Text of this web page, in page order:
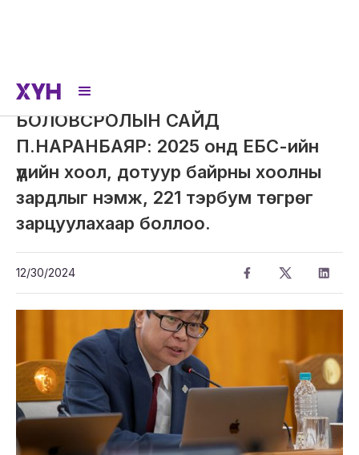
БОЛОВСРОЛЫН САЙД
П.НАРАНБАЯР: 2025 онд ЕБС-ийн
үдийн хоол, дотуур байрны хоолны
зардлыг нэмж, 221 тэрбум төгрөг
зарцуулахаар боллоо.
12/30/2024